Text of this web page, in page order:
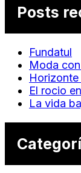
Posts
Fundatul
Moda
El rocio
La vida